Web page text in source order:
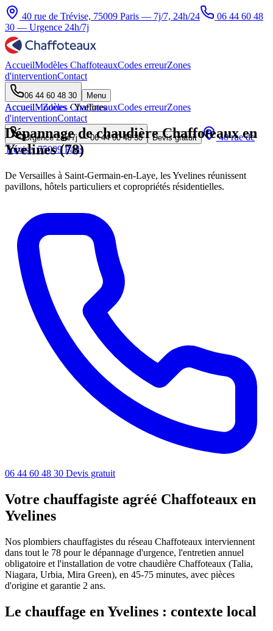
40 rue de Trévise, 75009 Paris — 7j/7, 24h/24
06 44 60 48
30 — Urgence 24h/7j
AccueilModèles ChaffoteauxCodes erreurZones
d'interventionContact
06 44 60 48 30 Menu
AccueilModèles ChaffoteauxCodes erreurZones
d'interventionContact
Urgence 24h/7j —06 44 60 48 30 Devis gratuit
40 rue de
Trévise, 75009 Paris
Accueil·Zones·Yvelines
Dépannage de chaudière Chaffoteaux en
Yvelines (78)
De Versailles à Saint-Germain-en-Laye, les Yvelines réunissent
pavillons, hôtels particuliers et copropriétés résidentielles.
06 44 60 48 30 Devis gratuit
Votre chauffagiste agréé Chaffoteaux en
Yvelines
Nos plombiers chauffagistes du réseau Chaffoteaux interviennent
dans tout le 78 pour le dépannage d'urgence, l'entretien annuel
obligatoire et l'installation de votre chaudière Chaffoteaux (Talia,
Niagara, Urbia, Mira Green), en 45-75 minutes, avec pièces
d'origine et garantie 2 ans.
Le chauffage en Yvelines : contexte local